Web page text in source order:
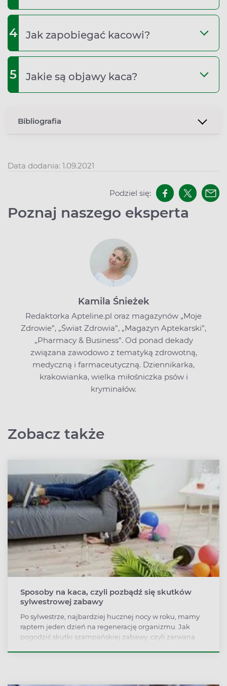
4 Jak zapobiegać kacowi?
5 Jakie są objawy kaca?
Bibliografia
Data dodania: 1.09.2021
Podziel się:
Poznaj naszego eksperta
Kamila Śnieżek
Redaktorka Apteline.pl oraz magazynów „Moje
Zdrowie”, „Świat Zdrowia”, „Magazyn Aptekarski”,
„Pharmacy & Business”. Od ponad dekady
związana zawodowo z tematyką zdrowotną,
medyczną i farmaceutyczną. Dziennikarka,
krakowianka, wielka miłośniczka psów i
kryminałów.
Zobacz także
Sposoby na kaca, czyli pozbądź się skutków
sylwestrowej zabawy
Po sylwestrze, najbardziej hucznej nocy w roku, mamy
raptem jeden dzień na regenerację organizmu. Jak
pogodzić skutki szampańskiej zabawy, czyli zarwaną